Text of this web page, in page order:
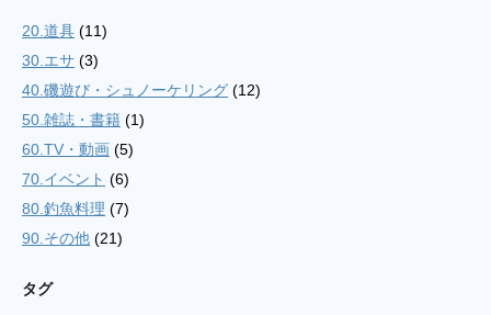
20.道具 (11)
30.エサ (3)
40.磯遊び・シュノーケリング (12)
50.雑誌・書籍 (1)
60.TV・動画 (5)
70.イベント (6)
80.釣魚料理 (7)
90.その他 (21)
タグ